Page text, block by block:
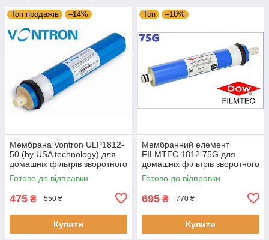
Топ продажів –14%
Мембрана Vontron ULP1812-
50 (by USA technology) для
домашніх фільтрів зворотного
осмосу
Готово до відправки
475 ₴ 550 ₴
Купити
Топ –10%
Мембранний елемент
FILMTEC 1812 75G для
домашніх фільтрів зворотного
осмосу
Готово до відправки
695 ₴ 770 ₴
Купити